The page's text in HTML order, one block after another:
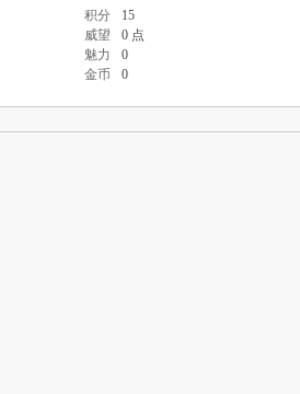
积分
15
威望
0 点
魅力
0
金币 0